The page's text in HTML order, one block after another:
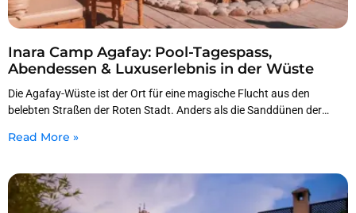
Inara Camp Agafay: Pool-Tagespass,
Abendessen & Luxuserlebnis in der Wüste
Die Agafay-Wüste ist der Ort für eine magische Flucht aus den
belebten Straßen der Roten Stadt. Anders als die Sanddünen der
Read More »